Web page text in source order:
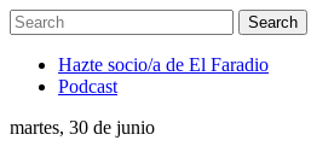
Hazte socio/a de El Faradio
Podcast
martes, 30 de junio